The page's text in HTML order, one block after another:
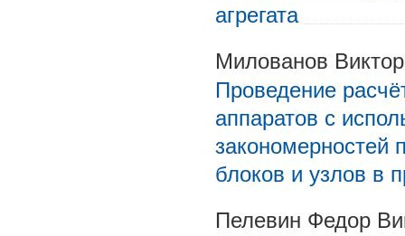
агрегата
Милованов
Проведение
аппаратов с
закономерностей
блоков и узлов в
Пелевин Федор